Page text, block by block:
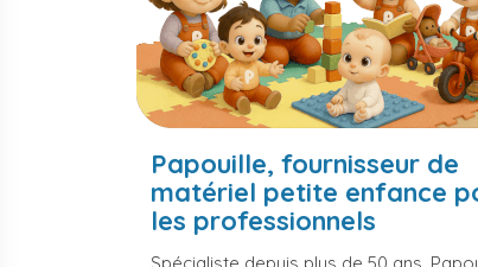
Papouille, fournisseur de
matériel petite enfance
les professionnels